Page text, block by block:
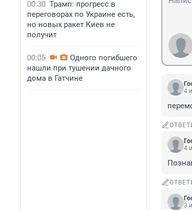
00:30 Трамп: прогресс в
переговорах по Украине есть,
но новых ракет Киев не
получит
00:05
Одного погибшего
нашли при тушении дачного
дома в Гатчине
4
4
3